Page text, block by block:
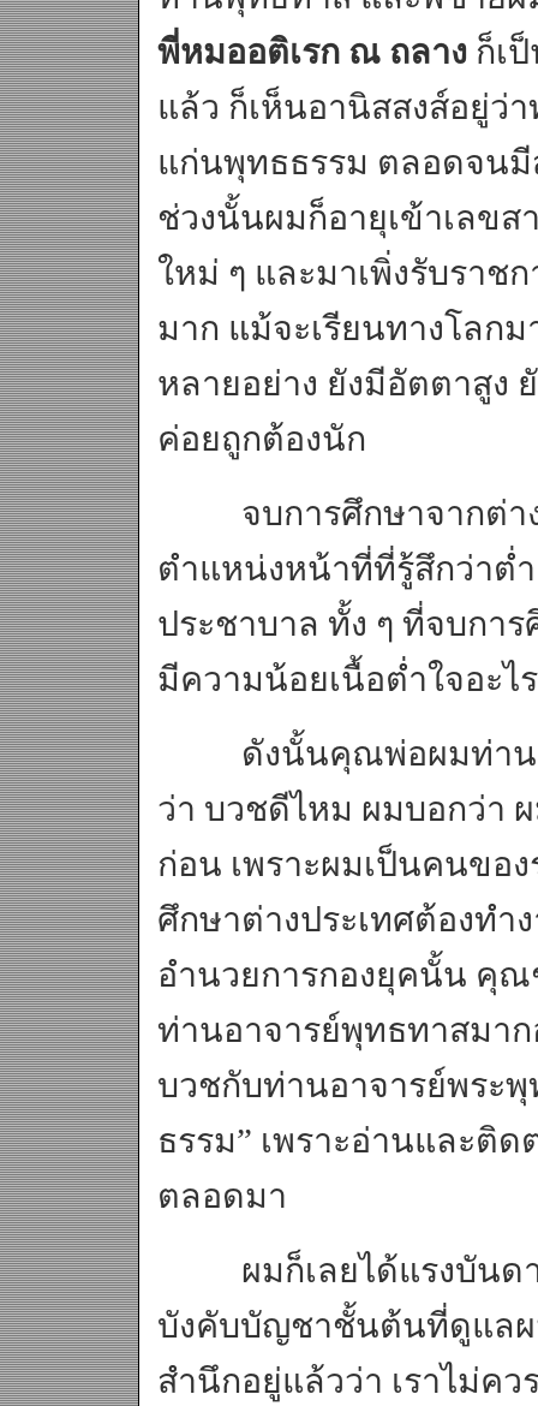
พี่หมออติเรก ณ ถลาง ก็เ
แล้ว ก็เห็นอานิสสงส์อยู่ว่
แก่นพุทธธรรม ตลอดจน
ช่วงนั้นผมก็อายุเข้าเลขส
ใหม่ ๆ และมาเพิ่งรับราช
มาก แม้จะเรียนทางโลก
หลายอย่าง ยังมีอัตตาสูง
ค่อยถูกต้องนัก
จบการศึกษาจากต่าง
ตำแหน่งหน้าที่ที่รู้สึกว่าต่
ประชาบาล ทั้ง ๆ ที่จบกา
มีความน้อยเนื้อต่ำใจอะไ
ดังนั้นคุณพ่อผมท่านเห็
ว่า บวชดีไหม ผมบอกว่า
ก่อน เพราะผมเป็นคนขอ
ศึกษาต่างประเทศต้องทำ
อำนวยการกองยุคนั้น คุ
ท่านอาจารย์พุทธทาสมา
บวชกับท่านอาจารย์พระ
ธรรม” เพราะอ่านและติ
ตลอดมา
ผมก็เลยได้แรงบันดา
บังคับบัญชาชั้นต้นที่ดูแลผ
สำนึกอยู่แล้วว่า เราไม่คว